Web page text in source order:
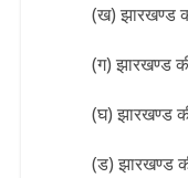
(ख) झारखण्ड
(ग) झारखण्ड
(घ) झारखण्ड
(ड) झारखण्ड